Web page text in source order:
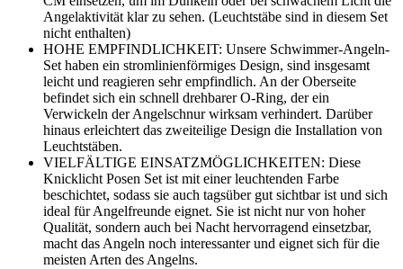
Angelaktivität klar zu sehen. (Leuchtstäbe sind in diesem Set
nicht enthalten)
HOHE EMPFINDLICHKEIT: Unsere Schwimmer-Angeln-
Set haben ein stromlinienförmiges Design, sind insgesamt
leicht und reagieren sehr empfindlich. An der Oberseite
befindet sich ein schnell drehbarer O-Ring, der ein
Verwickeln der Angelschnur wirksam verhindert. Darüber
hinaus erleichtert das zweiteilige Design die Installation von
Leuchtstäben.
VIELFÄLTIGE EINSATZMÖGLICHKEITEN: Diese
Knicklicht Posen Set ist mit einer leuchtenden Farbe
beschichtet, sodass sie auch tagsüber gut sichtbar ist und sich
ideal für Angelfreunde eignet. Sie ist nicht nur von hoher
Qualität, sondern auch bei Nacht hervorragend einsetzbar,
macht das Angeln noch interessanter und eignet sich für die
meisten Arten des Angelns.